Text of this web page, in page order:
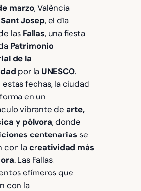
marzo, València
Sant Josep, el día
las Fallas, una fiesta
Patrimonio
de la
por la UNESCO.
estas fechas, la ciudad
en un
vibrante de arte,
y pólvora, donde
centenarias se
con lacreatividad más
. Las Fallas,
efímeros que
con la